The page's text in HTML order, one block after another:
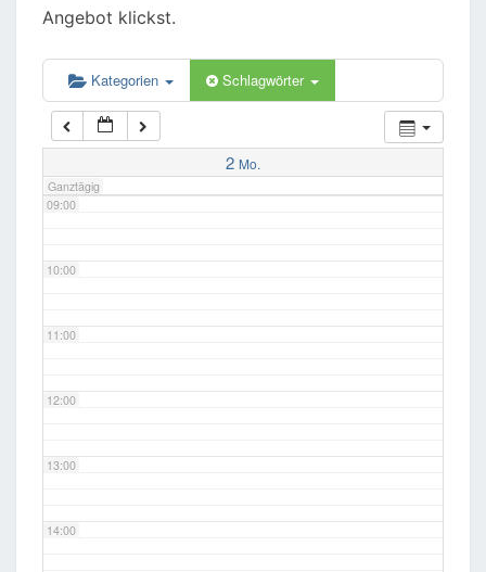
Angebot klickst.
Kategorien Schlagwörter
2 Mo.
Ganztägig
06:00
07:00
08:00
09:00
10:00
11:00
12:00
13:00
14:00